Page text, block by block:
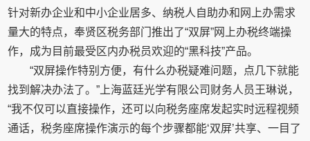
针对新办企业和中小企业居多、纳税人自助办和网上办需求
量大的特点，奉贤区税务部门推出了“双屏”网上办税终端操
作，成为目前最受区内办税员欢迎的“黑科技”产品。
“双屏操作特别方便，有什么办税疑难问题，点几下就能
找到解决办法了。”上海蓝廷光学有限公司财务人员王琳说，
“我不仅可以直接操作，还可以向税务座席发起实时远程视频
通话，税务座席操作演示的每个步骤都能‘双屏’共享、一目了